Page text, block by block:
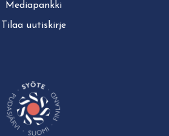
Mediapankki
Tilaa uutiskirje